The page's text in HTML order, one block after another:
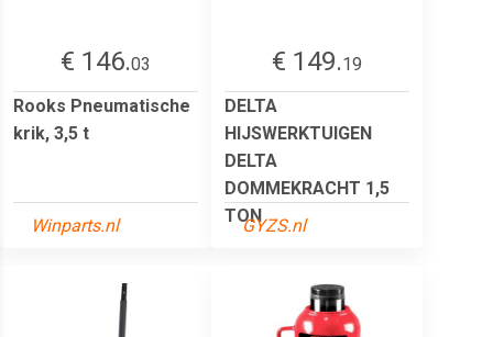
€ 146.03
Rooks Pneumatische
krik, 3,5 t
Winparts.nl
€ 149.19
DELTA
HIJSWERKTUIGEN
DELTA
DOMMEKRACHT 1,5
TONGYZS.nl